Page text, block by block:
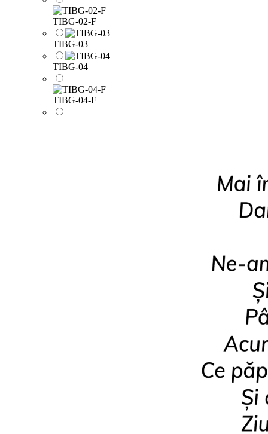
TIBG-02-F
TIBG-03
TIBG-04
TIBG-04-F